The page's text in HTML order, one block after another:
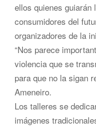
ellos quienes
consumidores del
organizadores de la
“Nos parece
violencia que se
para que no la sigan
Ameneiro.
Los talleres se
imágenes